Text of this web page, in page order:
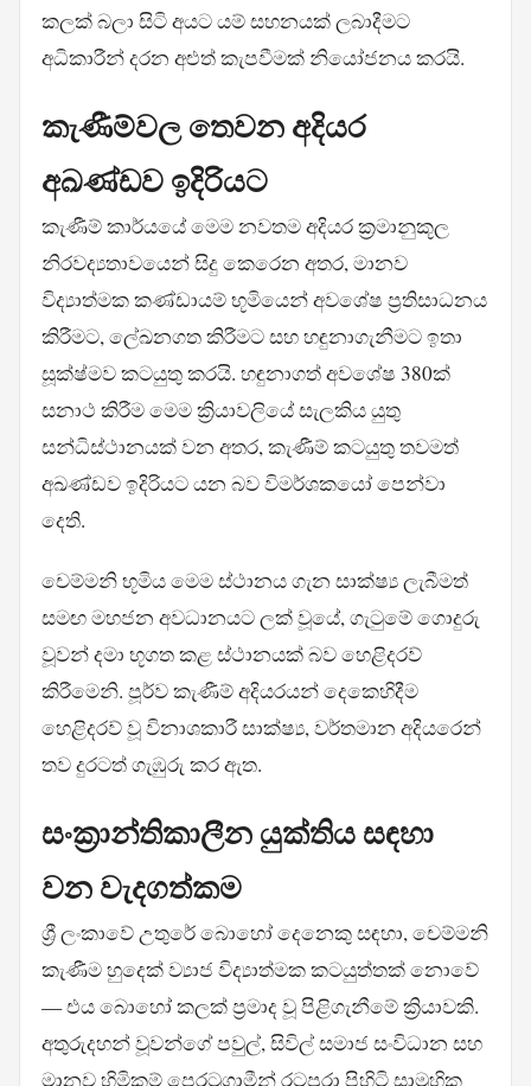
කලක් බලා සිටි අයට යම් සහනයක් ලබාදීමට
අධිකාරීන් දරන අළුත් කැපවීමක් නියෝජනය කරයි.
කැණීම්වල තෙවන අදියර
අඛණ්ඩව ඉදිරියට
කැණීම් කාර්යයේ මෙම නවතම අදියර ක්‍රමානුකූල
නිරවද්‍යතාවයෙන් සිදු කෙරෙන අතර, මානව
විද්‍යාත්මක කණ්ඩායම් භූමියෙන් අවශේෂ ප්‍රතිසාධනය
කිරීමට, ලේඛනගත කිරීමට සහ හඳුනාගැනීමට ඉතා
සූක්ෂ්මව කටයුතු කරයි. හඳුනාගත් අවශේෂ 380ක්
සනාථ කිරීම මෙම ක්‍රියාවලියේ සැලකිය යුතු
සන්ධිස්ථානයක් වන අතර, කැණීම් කටයුතු තවමත්
අඛණ්ඩව ඉදිරියට යන බව විමර්ශකයෝ පෙන්වා
දෙති.
චෙම්මනි භූමිය මෙම ස්ථානය ගැන සාක්ෂ්‍ය ලැබීමත්
සමඟ මහජන අවධානයට ලක් වූයේ, ගැටුමේ ගොදුරු
වූවන් දමා භූගත කළ ස්ථානයක් බව හෙළිදරව්
කිරීමෙනි. පූර්ව කැණීම් අදියරයන් දෙකෙහිදීම
හෙළිදරව් වූ විනාශකාරී සාක්ෂ්‍ය, වර්තමාන අදියරෙන්
තව දුරටත් ගැඹුරු කර ඇත.
සංක්‍රාන්තිකාලීන යුක්තිය සඳහා
වන වැදගත්කම
ශ්‍රී ලංකාවේ උතුරේ බොහෝ දෙනෙකු සඳහා, චෙම්මනි
කැණීම හුදෙක් ව්‍යාජ විද්‍යාත්මක කටයුත්තක් නොවේ
— එය බොහෝ කලක් ප්‍රමාද වූ පිළිගැනීමේ ක්‍රියාවකි.
අතුරුදහන් වූවන්ගේ පවුල්, සිවිල් සමාජ සංවිධාන සහ
මානව හිමිකම් පෙරටුගාමීන් රටපුරා පිහිටි සාමූහික